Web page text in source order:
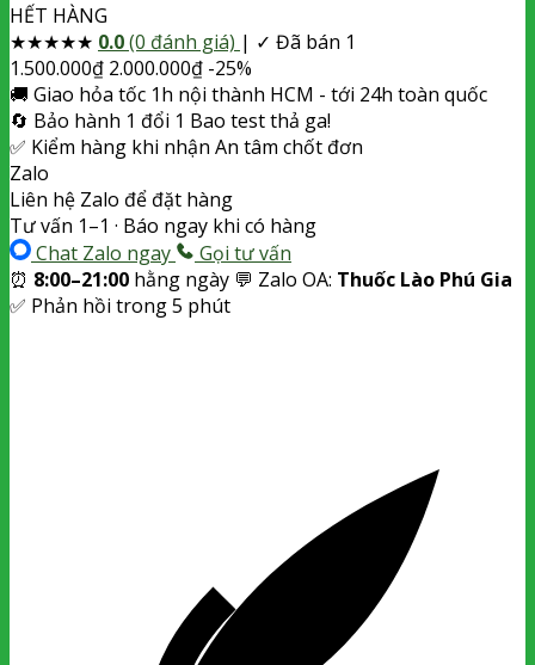
HẾT HÀNG
★★★★★ 0.0(0 đánh giá) | ✓ Đã bán 1
1.500.000₫ 2.000.000₫ -25%
🚚 Giao hỏa tốc 1h nội thành HCM - tới 24h toàn quốc
🔄 Bảo hành 1 đổi 1 Bao test thả ga!
✅ Kiểm hàng khi nhận An tâm chốt đơn
Zalo
Liên hệ Zalo để đặt hàng
Tư vấn 1–1 · Báo ngay khi có hàng
Chat Zalo ngay
Gọi tư vấn
⏰ 8:00–21:00 hằng ngày 💬 Zalo OA: Thuốc Lào Phú Gia
✅ Phản hồi trong 5 phút